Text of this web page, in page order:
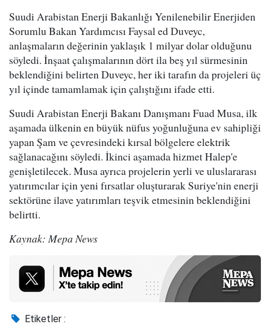
Suudi Arabistan Enerji Bakanlığı Yenilenebilir Enerjiden
Sorumlu Bakan Yardımcısı Faysal ed Duveyc,
anlaşmaların değerinin yaklaşık 1 milyar dolar olduğunu
söyledi. İnşaat çalışmalarının dört ila beş yıl sürmesinin
beklendiğini belirten Duveyc, her iki tarafın da projeleri üç
yıl içinde tamamlamak için çalıştığını ifade etti.
Suudi Arabistan Enerji Bakanı Danışmanı Fuad Musa, ilk
aşamada ülkenin en büyük nüfus yoğunluğuna ev sahipliği
yapan Şam ve çevresindeki kırsal bölgelere elektrik
sağlanacağını söyledi. İkinci aşamada hizmet Halep'e
genişletilecek. Musa ayrıca projelerin yerli ve uluslararası
yatırımcılar için yeni fırsatlar oluşturarak Suriye'nin enerji
sektörüne ilave yatırımları teşvik etmesinin beklendiğini
belirtti.
Kaynak: Mepa News
Etiketler :